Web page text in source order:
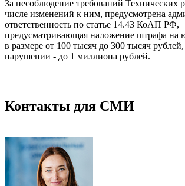
За несоблюдение требований Технических
числе изменений к ним, предусмотрена
ответственность по статье 14.43 КоАП РФ,
предусматривающая наложение штрафа на
в размере от 100 тысяч до 300 тысяч
нарушении - до 1 миллиона рублей.
Контакты для СМИ